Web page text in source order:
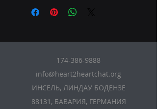
174-386-9888
info@heart2heartchat.org
ИНСЕЛЬ, ЛИНДАУ БОДЕНЗЕ
88131, БАВАРИЯ, ГЕРМАНИЯ